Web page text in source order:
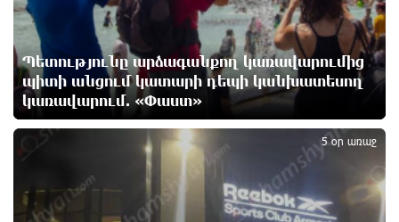
ԱՄՆ-ն ընդունի հանրապետության պայմանները
14 ժամ առաջ
Երևանում անցկացվել է հաշմանդամություն
ունեցող անձանց միջազգային մարզական
փառատոն
15 ժամ առաջ
Դմիտրի Մեդվեդև. Արևմուտքի
քաղաքականությունը Հայաստանի նկատմամբ
Պետությունը արձագանքող կառավարումից
պիտի անցում կատարի դեպի կանխատեսող
կառավարում. «Փաստ»
5 օր առաջ
5